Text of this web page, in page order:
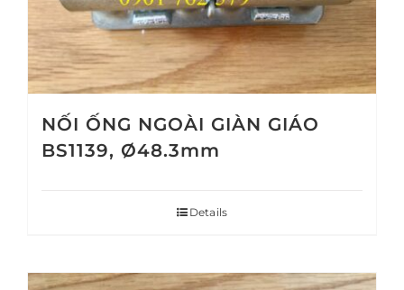
NỐI ỐNG NGOÀI GIÀN GIÁO
BS1139, Ø48.3mm
Details